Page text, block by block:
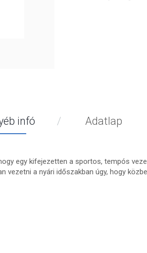
infó Adatlap
egy kifejezetten a sportos, tempós
a nyári időszakban úgy, hogy